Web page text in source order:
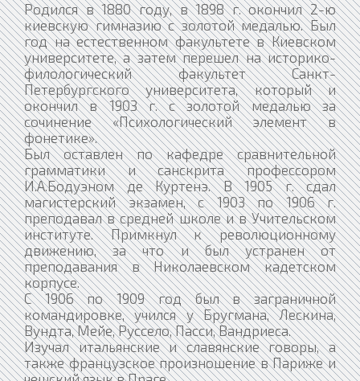
Родился в 1880 году, в 1898 г. окончил 2-ю
киевскую гимназию с золотой медалью. Был
год на естественном факультете в Киевском
университете, а затем перешел на историко-
филологический факультет Санкт-
Петербургского университета, который и
окончил в 1903 г. с золотой медалью за
сочинение «Психологический элемент в
фонетике».
Был оставлен по кафедре сравнительной
грамматики и санскрита профессором
И.А.Бодуэном де Куртенэ. В 1905 г. сдал
магистерский экзамен, с 1903 по 1906 г.
преподавал в средней школе и в Учительском
институте. Примкнул к революционному
движению, за что и был устранен от
преподавания в Николаевском кадетском
корпусе.
С 1906 по 1909 год был в заграничной
командировке, учился у Бругмана, Лескина,
Вундта, Мейе, Руссело, Пасси, Вандриеса.
Изучал итальянские и славянские говоры, а
также французское произношение в Париже и